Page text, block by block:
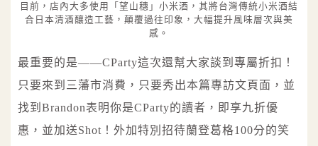
目前，店內大多使用「望山穗」小米酒，其將台灣傳統小米酒結
合日本清酒釀造工藝，顛覆過往印象，大幅提升風味層次與美
感。
最重要的是——CParty這次還幫大家談到專屬折扣！
只要來到三藩市消費，只要秀出本篇專訪文頁面，並
找到Brandon表明你是CParty的讀者，即享九折優
惠，並加送Shot！外加特別招待蘭登葛格100分的笑